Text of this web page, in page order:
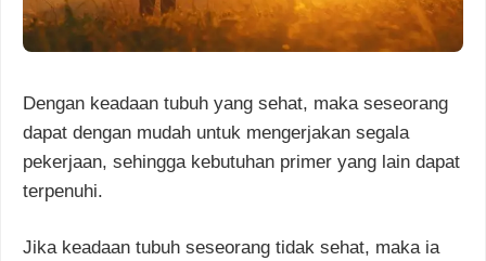
Dengan keadaan tubuh yang sehat, maka seseorang
dapat dengan mudah untuk mengerjakan segala
pekerjaan, sehingga kebutuhan primer yang lain dapat
terpenuhi.
Jika keadaan tubuh seseorang tidak sehat, maka ia